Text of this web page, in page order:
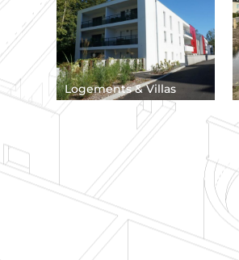
Logements & Villas